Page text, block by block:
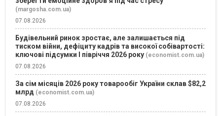
(margosha.com.ua)
07.08.2026
Будівельний ринок зростає, але залишається під
тиском війни, дефіциту кадрів та високої собівартості:
ключові підсумки І півріччя 2026 року (economist.com.ua)
07.08.2026
За сім місяців 2026 року товарообіг України склав $82,2
млрд (economist.com.ua)
07.08.2026